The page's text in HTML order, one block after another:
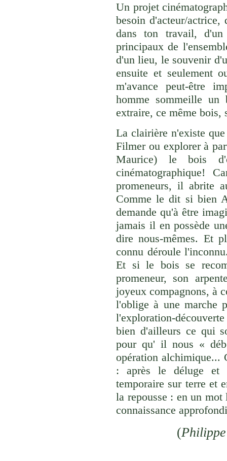
Un projet
besoin d'acteur/
dans ton travail,
principaux de
d'un lieu, le souvenir
ensuite et seulement
m'avance peut-être
homme sommeille
extraire, ce même bois,
La clairière n'existe
Filmer ou explorer à
Maurice) le bois
cinématographique!
promeneurs, il abrite
Comme le dit si bien
demande qu'à être
jamais il en possède
dire nous-mêmes. Et
connu déroule
Et si le bois se
promeneur, son
joyeux compagnons, à
l'oblige à une marche
l'exploration-
bien d'ailleurs ce qui
pour qu' il nous «
opération alchimique...
: après le déluge et
temporaire sur terre et
la repousse : en un mot
connaissance
(